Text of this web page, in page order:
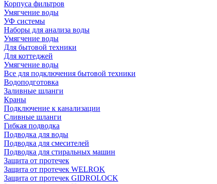
Корпуса фильтров
Умягчение воды
УФ системы
Наборы для анализа воды
Умягчение воды
Для бытовой техники
Для коттеджей
Умягчение воды
Все для подключения бытовой техники
Водоподготовка
Заливные шланги
Краны
Подключение к канализации
Сливные шланги
Гибкая подводка
Подводка для воды
Подводка для смесителей
Подводка для стиральных машин
Защита от протечек
Защита от протечек WELROK
Защита от протечек GIDROLOCK